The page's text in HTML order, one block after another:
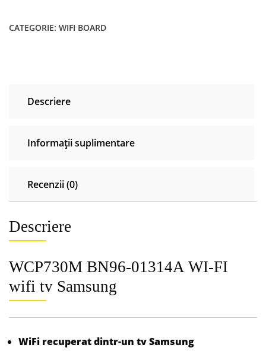
WI-
CATEGORIE: WIFI BOARD
Descriere
Informații suplimentare
Recenzii (0)
Descriere
WCP730M BN96-01314A WI-FI
wifi tv Samsung
WiFi recuperat dintr-un tv Samsung